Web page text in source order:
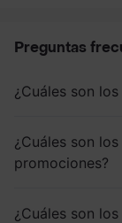
Preguntas
¿Cuáles son
¿Cuáles son
promociones?
¿Cuáles son